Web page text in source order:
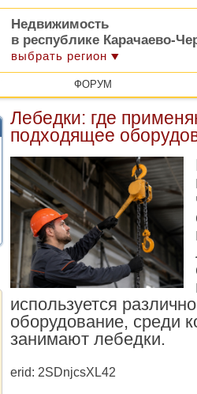
Недвижимость
в республике Карачаево-
выбрать регион
ФОРУМ
Лебедки: где
подходящее
используется
оборудование, среди
занимают лебедки.
erid: 2SDnjcsXL42